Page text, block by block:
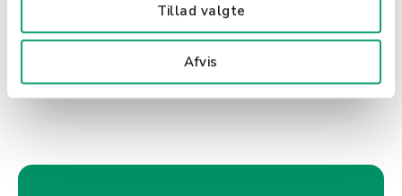
Tillad valgte
Afvis
kundelojalitet og økt lønnsomhet.